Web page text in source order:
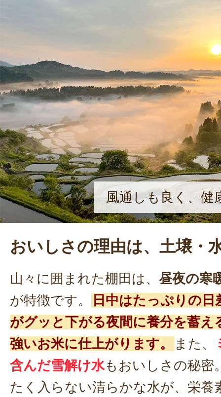
風通しも良く、健
おいしさの理由は、土壌・
山々に囲まれた棚田は、 昼夜の寒
が特徴です。
日中はたっぷりの
がグッと下がる夜間に養分を蓄え
強いお米に仕上がります。
また、
含んだ雪解け水もおいしさの秘密
たく入らない清らかな水が、栄養